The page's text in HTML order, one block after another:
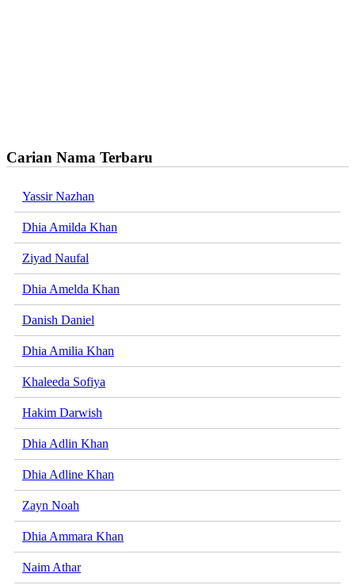
Carian Nama Terbaru
Yassir Nazhan
Dhia Amilda Khan
Ziyad Naufal
Dhia Amelda Khan
Danish Daniel
Dhia Amilia Khan
Khaleeda Sofiya
Hakim Darwish
Dhia Adlin Khan
Dhia Adline Khan
Zayn Noah
Dhia Ammara Khan
Naim Athar